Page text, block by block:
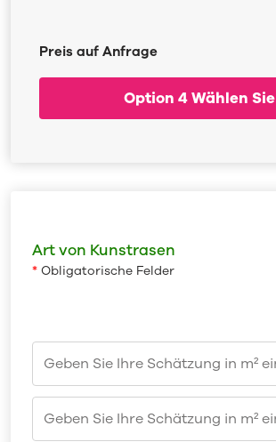
Preis auf Anfrage
Option 4 Wählen Sie
Art von Kunstrasen
*Obligatorische Felder